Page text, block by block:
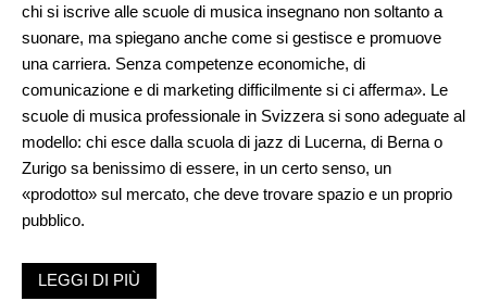
chi si iscrive alle scuole di musica insegnano non soltanto a
suonare, ma spiegano anche come si gestisce e promuove
una carriera. Senza competenze economiche, di
comunicazione e di marketing difficilmente si ci afferma». Le
scuole di musica professionale in Svizzera si sono adeguate al
modello: chi esce dalla scuola di jazz di Lucerna, di Berna o
Zurigo sa benissimo di essere, in un certo senso, un
«prodotto» sul mercato, che deve trovare spazio e un proprio
pubblico.
Quando si chiacchiera amabilmente e amichevolmente con
Matteo «Peo» Mazza, batterista ticinese di grande esperienza
LEGGI DI PIÙ